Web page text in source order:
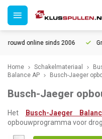
sinds 2006 Gratis
Home Schakelmateriaal
Balance AP
Busch-Jaeger
Busch-Jaeger
Het Busch-Jaeger
opbouwprogramma voor